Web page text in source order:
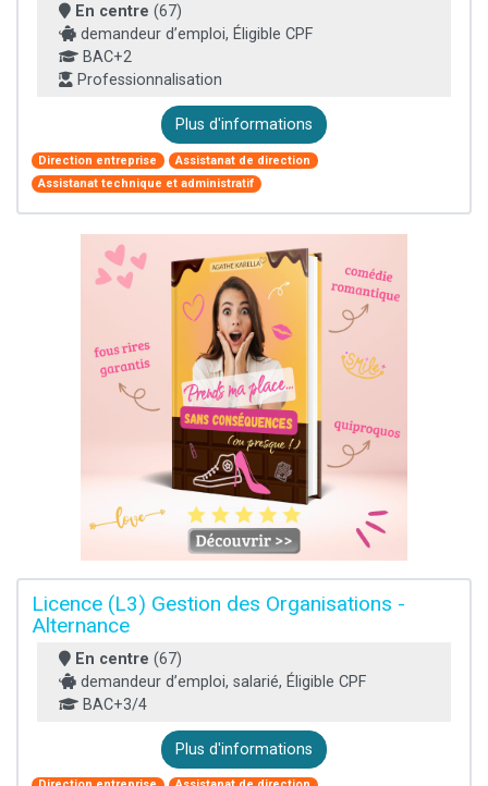
En centre (67)
demandeur d’emploi, Éligible CPF
BAC+2
Professionnalisation
Plus d'informations
Direction entreprise
Assistanat de direction
Assistanat technique et administratif
Licence (L3) Gestion des Organisations -
Alternance
En centre (67)
demandeur d’emploi, salarié, Éligible CPF
BAC+3/4
Plus d'informations